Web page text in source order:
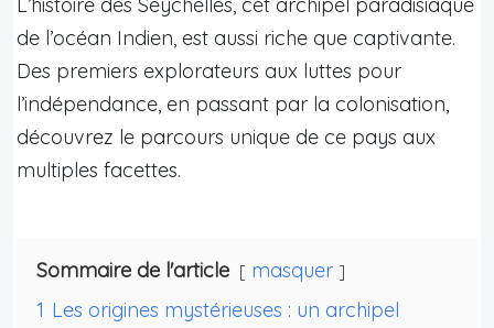
de l’océan Indien, est aussi riche que captivante.
Des premiers explorateurs aux luttes pour
l’indépendance, en passant par la colonisation,
découvrez le parcours unique de ce pays aux
multiples facettes.
Sommaire de l'article
masquer
1 Les origines mystérieuses : un archipel